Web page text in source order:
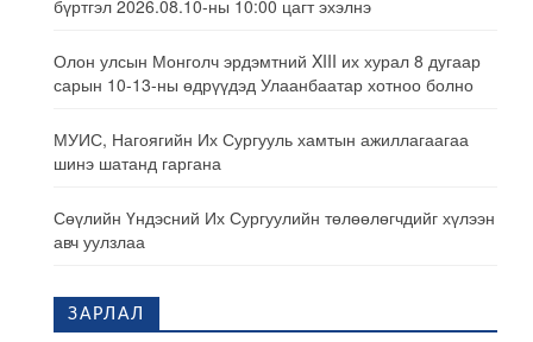
бүртгэл 2026.08.10-ны 10:00 цагт эхэлнэ
Олон улсын Монголч эрдэмтний XIII их хурал 8 дугаар
сарын 10-13-ны өдрүүдэд Улаанбаатар хотноо болно
МУИС, Нагоягийн Их Сургууль хамтын ажиллагаагаа
шинэ шатанд гаргана
Сөүлийн Үндэсний Их Сургуулийн төлөөлөгчдийг хүлээн
авч уулзлаа
ЗАРЛАЛ